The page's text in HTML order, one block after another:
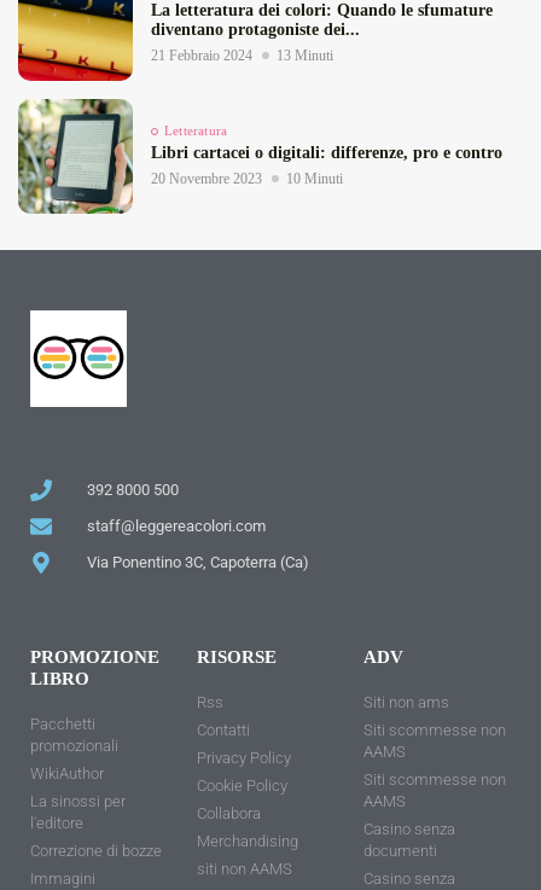
La letteratura dei colori: Quando le sfumature
diventano protagoniste dei...
21 Febbraio 2024 13 Minuti
Letteratura
Libri cartacei o digitali: differenze, pro e contro
20 Novembre 2023 10 Minuti
392 8000 500
staff@leggereacolori.com
Via Ponentino 3C, Capoterra (Ca)
PROMOZIONE
LIBRO
Pacchetti
promozionali
WikiAuthor
La sinossi per
l'editore
Correzione di bozze
Immagini
RISORSE
Rss
Contatti
Privacy Policy
Cookie Policy
Collabora
Merchandising
siti non AAMS
ADV
Siti non ams
Siti scommesse non
AAMS
Siti scommesse non
AAMS
Casino senza
documenti
Casino senza